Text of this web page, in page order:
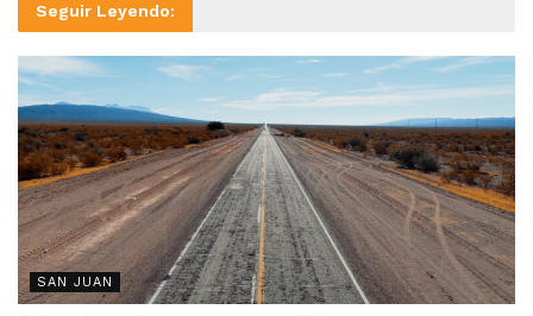
Seguir Leyendo:
SAN JUAN